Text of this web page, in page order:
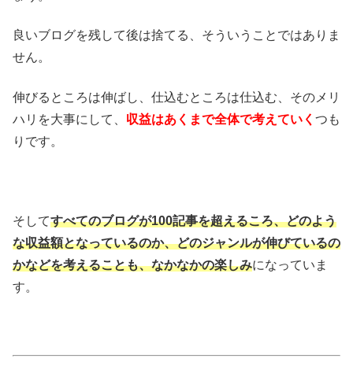
良いブログを残して後は捨てる、そういうことではありま
せん。
伸びるところは伸ばし、仕込むところは仕込む、そのメリ
ハリを大事にして、 収益はあくまで全体で考えていく つも
りです。
そしてすべてのブログが100記事を超えるころ、どのよう
な収益額となっているのか、どのジャンルが伸びているの
かなどを考えることも、なかなかの楽しみになっていま
す。